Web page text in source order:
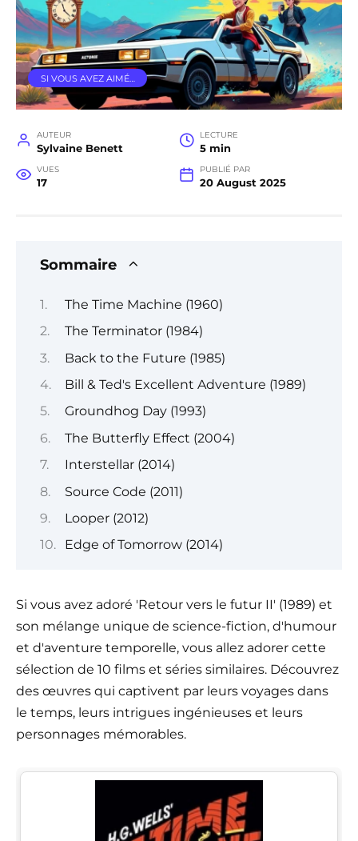
SI VOUS AVEZ AIMÉ…
AUTEUR
Sylvaine Benett
LECTURE
5 min
VUES
17
PUBLIÉ PAR
20 August 2025
Sommaire
The Time Machine (1960)
The Terminator (1984)
Back to the Future (1985)
Bill & Ted's Excellent Adventure (1989)
Groundhog Day (1993)
The Butterfly Effect (2004)
Interstellar (2014)
Source Code (2011)
Looper (2012)
Edge of Tomorrow (2014)
Si vous avez adoré 'Retour vers le futur II' (1989) et
son mélange unique de science-fiction, d'humour
et d'aventure temporelle, vous allez adorer cette
sélection de 10 films et séries similaires. Découvrez
des œuvres qui captivent par leurs voyages dans
le temps, leurs intrigues ingénieuses et leurs
personnages mémorables.